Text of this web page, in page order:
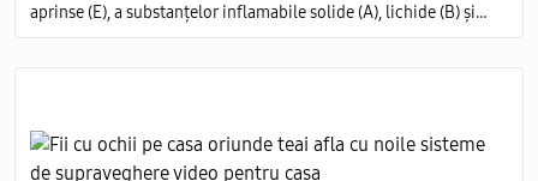
aprinse (E), a substanțelor inflamabile solide (A), lichide (B) și
gazoase (C) pe întregul volum al obiectului protejat.